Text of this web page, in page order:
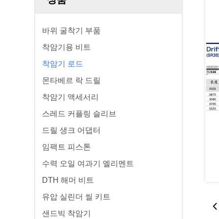
바위 굴착기 부품
착암기용 비트
착암기 로드
몬타베르 락 드릴
착암기 액세서리
스레드 커플링 슬리브
드릴 생크 어댑터
임팩트 피스톤
수력 오일 여과기 엘리멘트
DTH 해머 비트
유압 실린더 씰 키트
샌드빅 착암기